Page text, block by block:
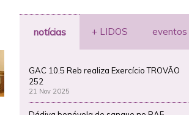
notícias + LIDOS eventos
GAC 10.5 Reb realiza Exercício TROVÃO
252
21 Nov 2025